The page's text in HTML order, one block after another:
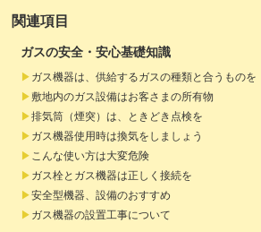
関連項目
ガスの安全・安心基礎知識
ガス機器は、供給するガスの種類と合うものを
敷地内のガス設備はお客さまの所有物
排気筒（煙突）は、ときどき点検を
ガス機器使用時は換気をしましょう
こんな使い方は大変危険
ガス栓とガス機器は正しく接続を
安全型機器、設備のおすすめ
ガス機器の設置工事について